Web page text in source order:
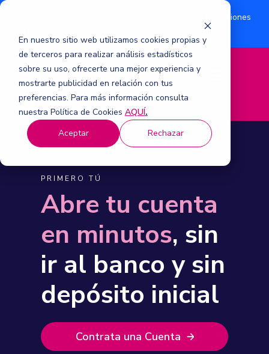
En nuestro sitio web utilizamos cookies propias y
de terceros para realizar análisis estadísticos
sobre su uso, ofrecerte una mejor experiencia y
mostrarte publicidad en relación con tus
preferencias. Para más información consulta
nuestra Política de Cookies AQUÍ.
Aceptar
Rechazar
¿Eres accionista? Conoce acerca de la suscripción de acciones
M
e
n
PRIMERO TÚ
Abre tu cuenta
en minutos, sin
ir al banco y sin
depósito inicial
Contrata una Cuenta